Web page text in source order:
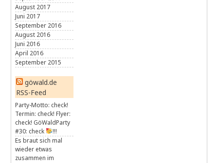
August 2017
Juni 2017
September 2016
August 2016
Juni 2016
April 2016
September 2015
göwald.de
RSS-Feed
Party-Motto: check!
Termin: check! Flyer:
check! GöWaldParty
#30: check
!!!
Es braut sich mal
wieder etwas
zusammen im